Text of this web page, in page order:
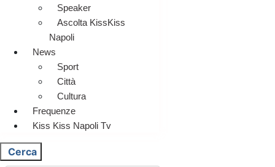
Speaker
Ascolta KissKiss
Napoli
News
Sport
Città
Cultura
Frequenze
Kiss Kiss Napoli Tv
Cerca